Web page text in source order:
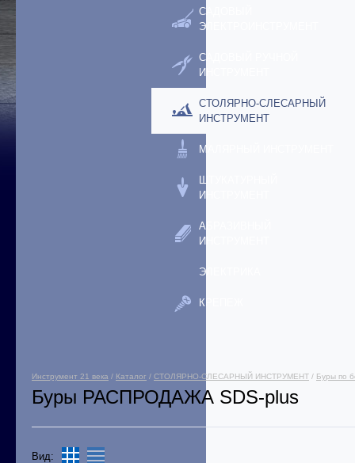
САДОВЫЙ
ЭЛЕКТРОИНСТРУМЕНТ
САДОВЫЙ РУЧНОЙ
ИНСТРУМЕНТ
СТОЛЯРНО-СЛЕСАРНЫЙ
ИНСТРУМЕНТ
МАЛЯРНЫЙ ИНСТРУМЕНТ
ШТУКАТУРНЫЙ
ИНСТРУМЕНТ
АБРАЗИВНЫЙ
ИНСТРУМЕНТ
ЭЛЕКТРИКА
КРЕПЕЖ
Инструмент 21 века / Каталог / СТОЛЯРНО-СЛЕСАРНЫЙ ИНСТРУМЕНТ / Буры по
Буры РАСПРОДАЖА SDS-plus
Вид: